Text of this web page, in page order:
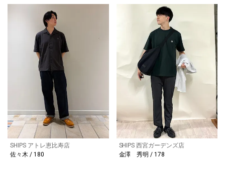
SHIPS アトレ恵比寿店
佐々木 / 180
SHIPS 西宮ガーデンズ店
金澤 秀明 / 178